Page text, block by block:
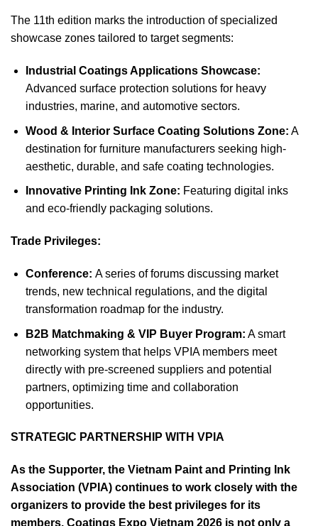
The 11th edition marks the introduction of specialized
showcase zones tailored to target segments:
Industrial Coatings Applications Showcase:
Advanced surface protection solutions for heavy
industries, marine, and automotive sectors.
Wood & Interior Surface Coating Solutions Zone: A
destination for furniture manufacturers seeking high-
aesthetic, durable, and safe coating technologies.
Innovative Printing Ink Zone: Featuring digital inks
and eco-friendly packaging solutions.
Trade Privileges:
Conference: A series of forums discussing market
trends, new technical regulations, and the digital
transformation roadmap for the industry.
B2B Matchmaking & VIP Buyer Program: A smart
networking system that helps VPIA members meet
directly with pre-screened suppliers and potential
partners, optimizing time and collaboration
opportunities.
STRATEGIC PARTNERSHIP WITH VPIA
As the Supporter, the Vietnam Paint and Printing Ink
Association (VPIA) continues to work closely with the
organizers to provide the best privileges for its
members. Coatings Expo Vietnam 2026 is not only a